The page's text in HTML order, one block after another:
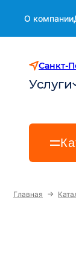
О компании
Санкт-
Услуги
Главная →